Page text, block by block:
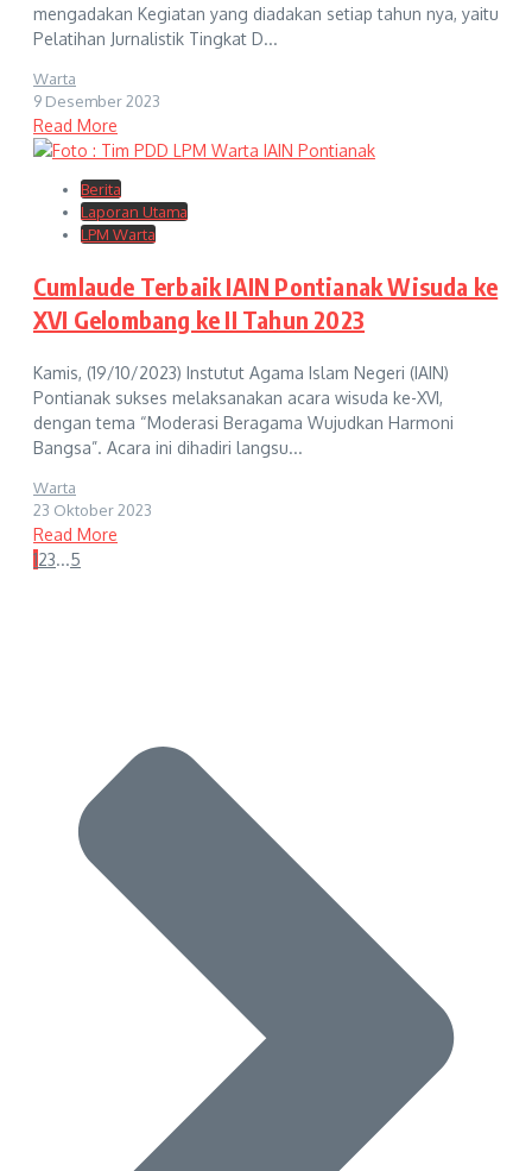
mengadakan Kegiatan yang diadakan setiap tahun nya, yaitu
Pelatihan Jurnalistik Tingkat D...
Warta
9 Desember 2023
Read More
Berita
Laporan Utama
LPM Warta
Cumlaude Terbaik IAIN Pontianak Wisuda ke
XVI Gelombang ke II Tahun 2023
Kamis, (19/10/2023) Instutut Agama Islam Negeri (IAIN)
Pontianak sukses melaksanakan acara wisuda ke-XVI,
dengan tema “Moderasi Beragama Wujudkan Harmoni
Bangsa”. Acara ini dihadiri langsu...
Warta
23 Oktober 2023
Read More
123...5